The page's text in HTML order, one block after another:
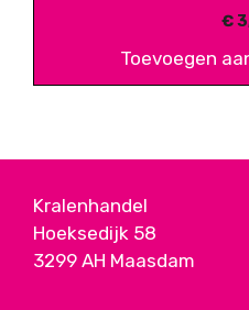
€
Toevoegen
Kralenhandel
Hoeksedijk 58
3299 AH Maasdam